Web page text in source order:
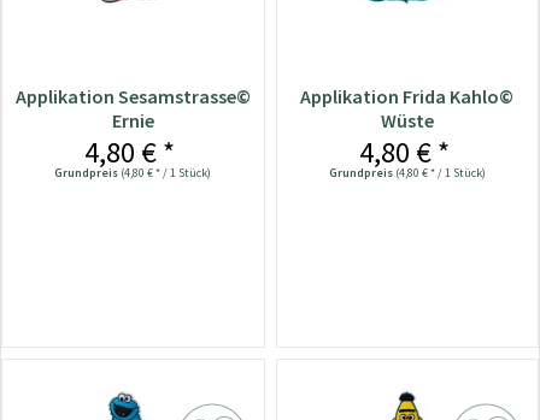
Applikation Sesamstrasse©
Ernie
4,80 € *
Grundpreis (4,80 € * / 1 Stück)
Applikation Frida Kahlo©
Wüste
4,80 € *
Grundpreis (4,80 € * / 1 Stück)